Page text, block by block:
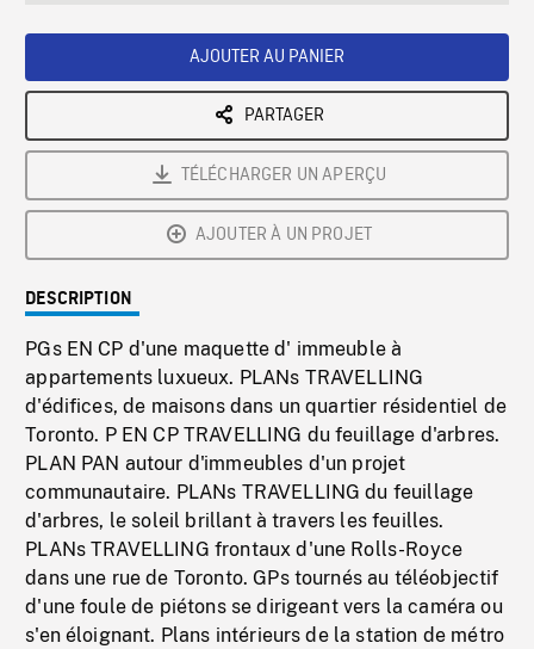
AJOUTER AU PANIER
PARTAGER
TÉLÉCHARGER UN APERÇU
AJOUTER À UN PROJET
DESCRIPTION
PGs EN CP d'une maquette d' immeuble à
appartements luxueux. PLANs TRAVELLING
d'édifices, de maisons dans un quartier résidentiel de
Toronto. P EN CP TRAVELLING du feuillage d'arbres.
PLAN PAN autour d'immeubles d'un projet
communautaire. PLANs TRAVELLING du feuillage
d'arbres, le soleil brillant à travers les feuilles.
PLANs TRAVELLING frontaux d'une Rolls-Royce
dans une rue de Toronto. GPs tournés au téléobjectif
d'une foule de piétons se dirigeant vers la caméra ou
s'en éloignant. Plans intérieurs de la station de métro